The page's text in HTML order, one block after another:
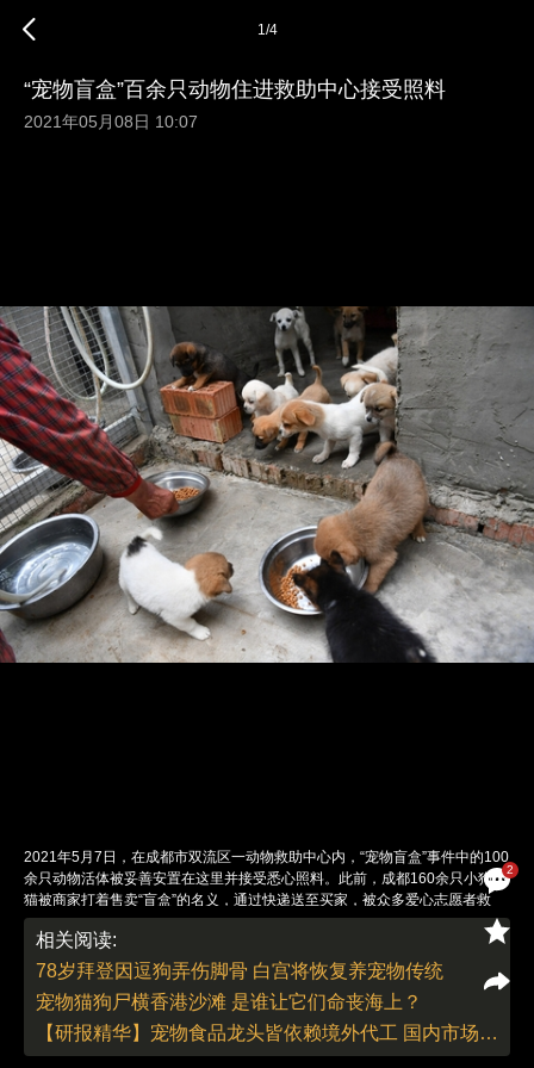
2
1/4
“宠物盲盒”百余只动物住进救助中心接受照料
2021年05月08日 10:07
2021年5月7日，在成都市双流区一动物救助中心内，“宠物盲盒”事件中的100
余只动物活体被妥善安置在这里并接受悉心照料。此前，成都160余只小狗小
猫被商家打着售卖“盲盒”的名义，通过快递送至买家，被众多爱心志愿者救
下。图/IC PHOTO
责任编辑：李泊静 | 版面编辑：李泊静
相关阅读:
78岁拜登因逗狗弄伤脚骨 白宫将恢复养宠物传统
宠物猫狗尸横香港沙滩 是谁让它们命丧海上？
【研报精华】宠物食品龙头皆依赖境外代工 国内市场仍待开发